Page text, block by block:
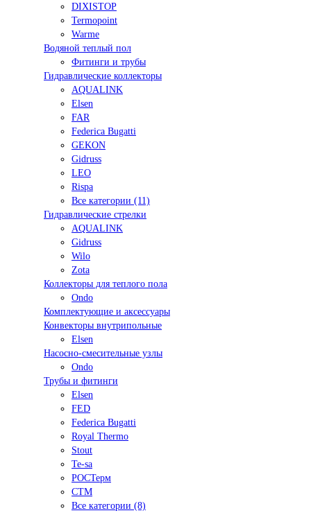
DIXISTOP
Termopoint
Warme
Водяной теплый пол
Фитинги и трубы
Гидравлические коллекторы
AQUALINK
Elsen
FAR
Federica Bugatti
GEKON
Gidruss
LEO
Rispa
Все категории (11)
Гидравлические стрелки
AQUALINK
Gidruss
Wilo
Zota
Коллекторы для теплого пола
Ondo
Комплектующие и аксессуары
Конвекторы внутрипольные
Elsen
Насосно-смесительные узлы
Ondo
Трубы и фитинги
Elsen
FED
Federica Bugatti
Royal Thermo
Stout
Te-sa
РОСТерм
СТМ
Все категории (8)